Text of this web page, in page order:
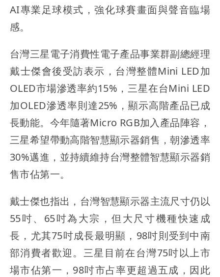
AI專業足球模式，強化球賽畫面與聲音臨場
感。
台灣三星電子消費性電子產品事業群副總經理
戴士傑會後受訪表示，台灣整體Mini LED加
OLED市場滲透率約15%，三星在台Mini LED
加OLED滲透率則達25%，顯示高階產品已成
長動能。今年隨著Micro RGB加入產品陣容，
三星希望帶動高階智慧顯示器銷售，朝滲透率
30%邁進，並持續維持台灣整體智慧顯示器銷
售市佔第一。
戴士傑也指出，台灣智慧顯示器主流尺寸仍以
55吋、65吋為大宗，但大尺寸機種快速成
長，尤其75吋成長最明顯，98吋則受到中南
部消費者歡迎。三星目前在台灣75吋以上市
場市佔第一，98吋市占率更超過五成，因此